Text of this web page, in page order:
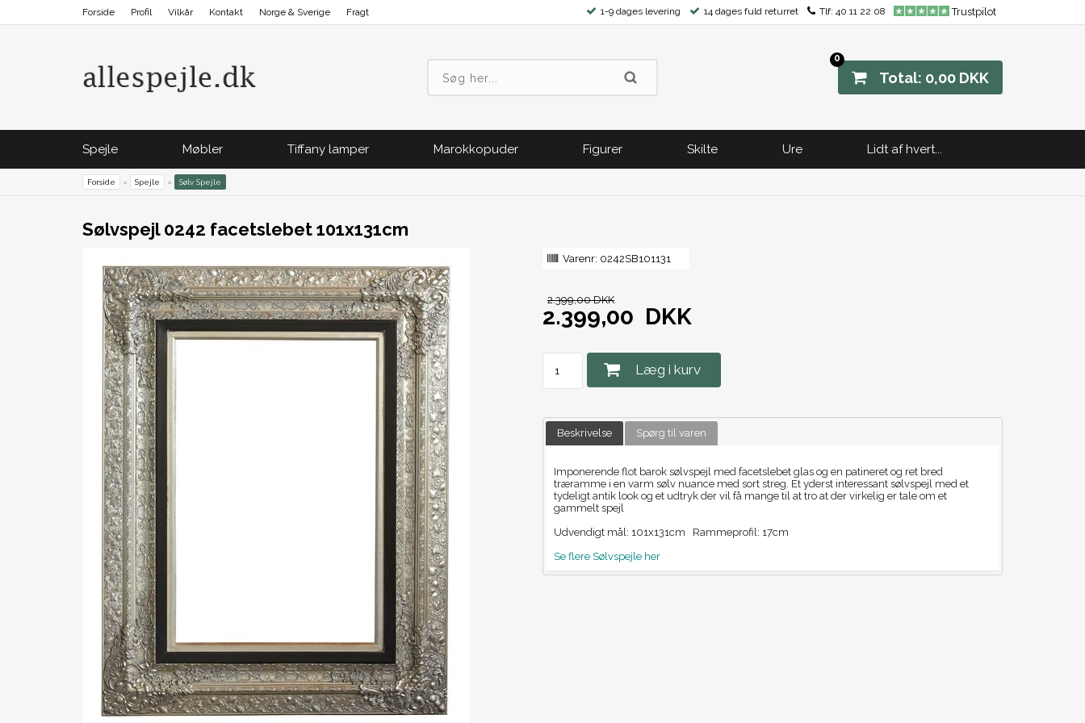
1-9 dages levering 14 dages fuld returret Tlf: 40 11 22 08 Trustpilot
Forside Profil Vilkår Kontakt Norge & Sverige Fragt
Total: 0,00 DKK
0
Spejle Møbler Tiffany lamper Marokkopuder Figurer Skilte Ure Lidt af hvert...
Forside » Spejle » Sølv Spejle
Sølvspejl 0242 facetslebet 101x131cm
Varenr: 0242SB101131
2.399,00 DKK
2.399,00 DKK
Læg i kurv
Beskrivelse Spørg til varen
Imponerende flot barok sølvspejl med facetslebet glas og en patineret og ret bred
træramme i en varm sølv nuance med sort streg. Et yderst interessant sølvspejl med et
tydeligt antik look og et udtryk der vil få mange til at tro at der virkelig er tale om et
gammelt spejl
Udvendigt mål: 101x131cm Rammeprofil: 17cm
Se flere Sølvspejle her